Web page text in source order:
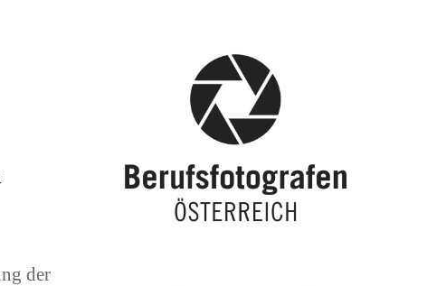
Referenzen und
Sitemap
Traunsee
Hochzeitslocations OÖ
der